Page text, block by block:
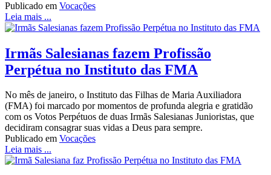
Publicado em Vocações
Leia mais ...
Irmãs Salesianas fazem Profissão
Perpétua no Instituto das FMA
No mês de janeiro, o Instituto das Filhas de Maria Auxiliadora
(FMA) foi marcado por momentos de profunda alegria e gratidão
com os Votos Perpétuos de duas Irmãs Salesianas Junioristas, que
decidiram consagrar suas vidas a Deus para sempre.
Publicado em Vocações
Leia mais ...